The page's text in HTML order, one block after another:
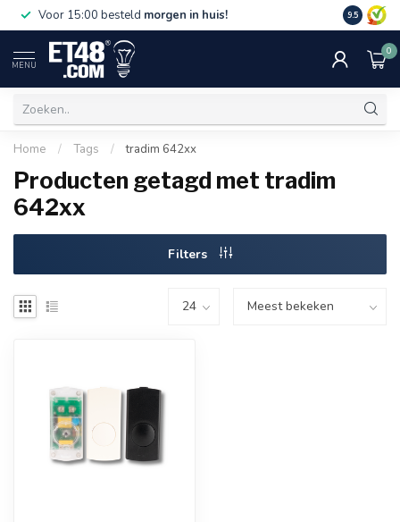
Voor 15:00 besteld morgen in huis! Gratis
€75,-.
9.5
MENU
0
Home / Tags / tradim 642xx
Producten getagd met tradim
642xx
Filters